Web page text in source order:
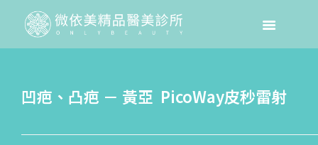
凹疤、凸疤 － 黃亞 PicoWay皮秒雷射